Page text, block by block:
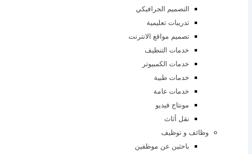
التصميم الجرافيكي
تدريبات تعليمية
تصميم مواقع الانترنت
خدمات التنظيف
خدمات الكمبيوتر
خدمات طبية
خدمات عامة
مونتاج فيديو
نقل أثاث
وظائف و توظيف
باحثين عن موظفين